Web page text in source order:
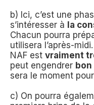
b) Ici, c’est une
s’intéresser à la
Chacun pourra
utilisera l’après-
NAF est vraiment
peut engendrer
sera le moment
c) On pourra